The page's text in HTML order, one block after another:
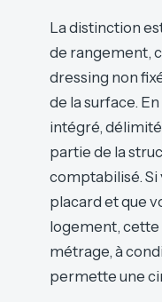
La distinction
de rangement,
dressing non
de la surface.
intégré,
partie de la
comptabilisé. Si
placard et que
logement, cette
métrage, à
permette une